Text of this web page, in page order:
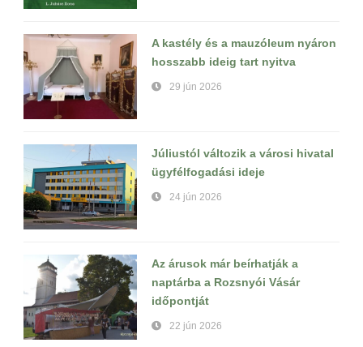
A kastély és a mauzóleum nyáron
hosszabb ideig tart nyitva
29 jún 2026
Júliustól változik a városi hivatal
ügyfélfogadási ideje
24 jún 2026
Az árusok már beírhatják a
naptárba a Rozsnyói Vásár
időpontját
22 jún 2026